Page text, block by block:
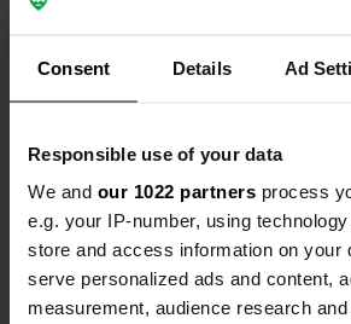
Consent Details Ad
Responsible use of your data
We and our 1022 partners process
e.g. your IP-number, using
store and access information on your
serve personalized ads and content,
measurement, audience research
meegemaakt, en wij niet
1 ster kiezen om te plaatsen